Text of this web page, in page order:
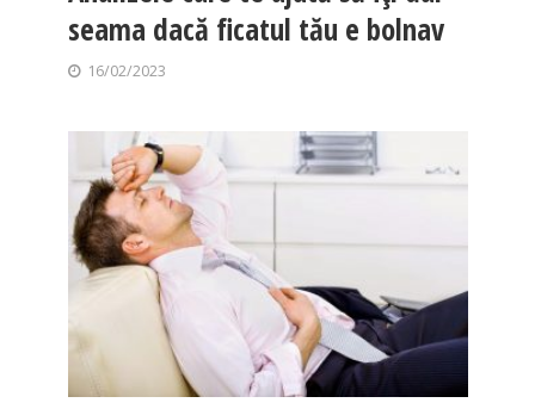
seama dacă ficatul tău e bolnav
16/02/2023